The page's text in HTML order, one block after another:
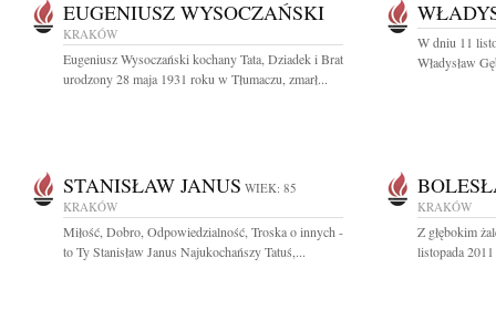
EUGENIUSZ WYSOCZAŃSKI
KRAKÓW
Eugeniusz Wysoczański kochany Tata, Dziadek i Brat
urodzony 28 maja 1931 roku w Tłumaczu, zmarł...
W dniu 11
Władysław
STANISŁAW JANUS WIEK: 85
KRAKÓW
Miłość, Dobro, Odpowiedzialność, Troska o innych -
to Ty Stanisław Janus Najukochańszy Tatuś,...
KRAKÓW
Z głębokim
listopada